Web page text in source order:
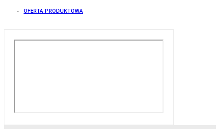
OFERTA PRODUKTOWA